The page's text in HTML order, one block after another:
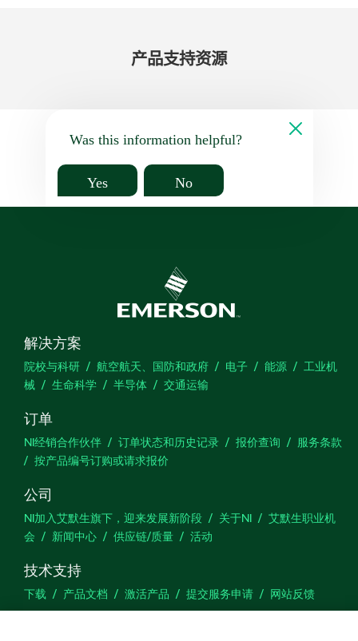
产品​支持​资源
Was this information helpful?
Yes No
解决方案
院校与科研 航空航天、国防和政府 电子 能源
工业机
械
生命科学 半导体 交通运输
订单
NI经销合作伙伴 订单状态和历史记录 报价查询
服务条款
按产品编号订购或请求报价
公司
NI加入艾默生旗下，迎来发展新阶段 关于NI
艾默生职业机
会
新闻中心 供应链/质量 活动
技术支持
下载 产品文档 激活产品 提交服务申请 网站反馈